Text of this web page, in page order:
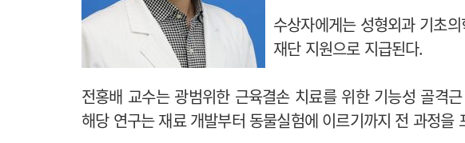
수상자에게는 성형외과 기초
재단 지원으로 지급된다.
전홍배 교수는 광범위한 근육결손 치료를 위한 기능성 골격
해당 연구는 재료 개발부터 동물실험에 이르기까지 전 과정을